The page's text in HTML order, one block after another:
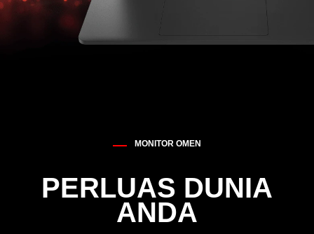
MONITOR OMEN
PERLUAS DUNIA
ANDA